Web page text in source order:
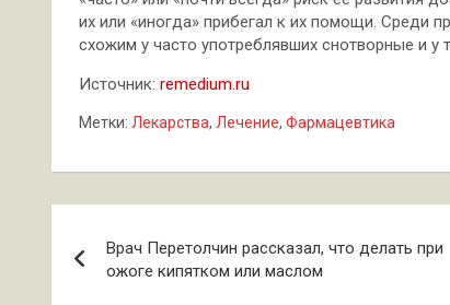
их или «иногда» прибегал к их помощи. Среди
схожим у часто употреблявших снотворные и у
Источник: remedium.ru
Метки: Лекарства, Лечение, Фармацевтика
по
Врач Перетолчин рассказал, что делать при
ожоге кипятком или маслом